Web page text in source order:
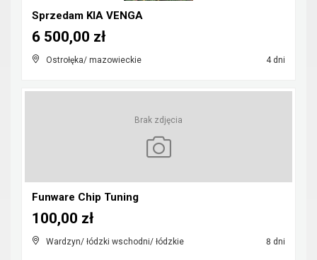
Sprzedam KIA VENGA
Ostrołęka/ mazowieckie 4 dni
6 500,00 zł
Brak zdjęcia
Funware Chip Tuning
Wardzyn/ łódzki wschodni/ łódzkie 8 dni
100,00 zł